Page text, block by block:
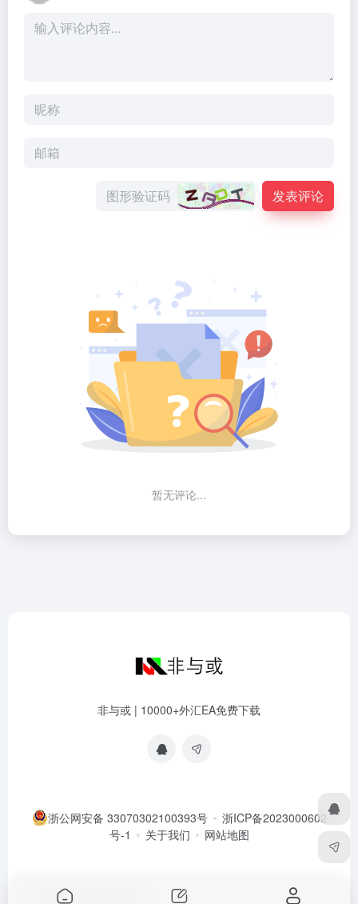
发表评论
暂无评论...
非与或 | 10000+外汇EA免费下载
浙公网安备 33070302100393号
浙ICP备2023000602
号-1
关于我们 网站地图
Copyright © 2026